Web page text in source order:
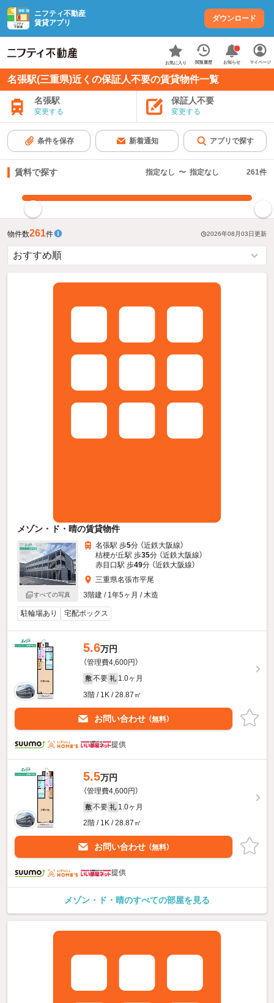
ニフティ不動産
賃貸アプリ
ダウンロード
お気に入り 閲覧履歴 お知らせ マイページ
名張駅(三重県)近くの保証人不要の賃貸物件一覧
名張駅
変更する
保証人不要
変更する
条件を保存 新着通知 アプリで探す
賃料で探す 指定なし 〜 指定なし 261件
物件数261件 2026年08月03日更新
メゾン・ド・晴の賃貸物件
すべての写真
名張駅 歩5分 （近鉄大阪線）
桔梗が丘駅 歩35分 （近鉄大阪線）
赤目口駅 歩49分 （近鉄大阪線）
三重県名張市平尾
3階建 / 1年5ヶ月 / 木造
駐輪場あり 宅配ボックス
5.6万円
（管理費4,600円）
敷 不要 礼 1.0ヶ月
3階 / 1K / 28.87㎡
お問い合わせ （無料）
提供
5.5万円
（管理費4,600円）
敷 不要 礼 1.0ヶ月
2階 / 1K / 28.87㎡
お問い合わせ （無料）
提供
メゾン・ド・晴のすべての部屋を見る